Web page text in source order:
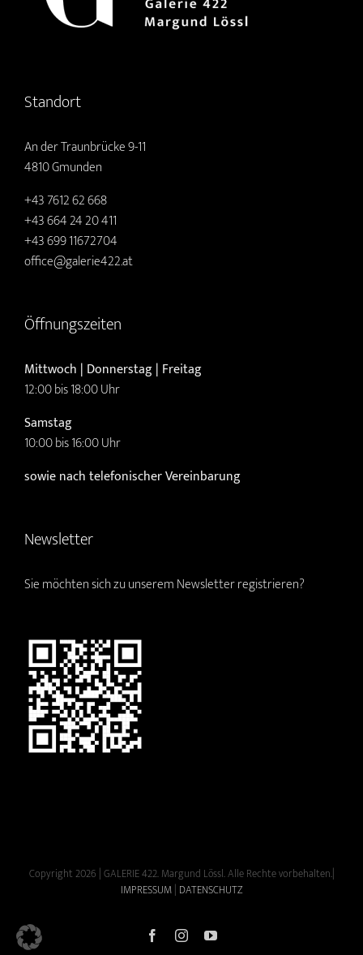
Standort
An der Traunbrücke 9-11
4810 Gmunden
+43 7612 62 668
+43 664 24 20 411
+43 699 11672704
office@galerie422.at
Öffnungszeiten
Mittwoch | Donnerstag | Freitag
12:00 bis 18:00 Uhr
Samstag
10:00 bis 16:00 Uhr
sowie nach telefonischer Vereinbarung
Newsletter
Sie möchten sich zu unserem Newsletter registrieren?
Copyright 2026 | GALERIE 422. Margund Lössl. Alle Rechte vorbehalten.|
IMPRESSUM| DATENSCHUTZ
FacebookInstagramYouTube